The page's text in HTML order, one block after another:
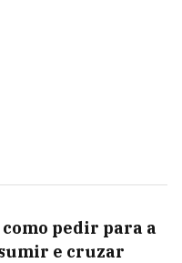
pedir para a
e cruzar